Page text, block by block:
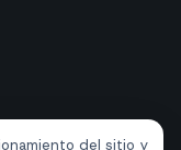
del sitio y